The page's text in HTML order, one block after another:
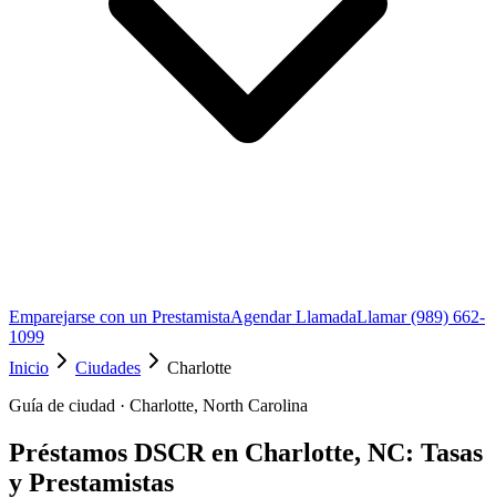
Emparejarse con un PrestamistaAgendar LlamadaLlamar (989) 662-
1099
Inicio
Ciudades
Charlotte
Guía de ciudad · Charlotte, North Carolina
Préstamos DSCR en Charlotte, NC: Tasas
y Prestamistas